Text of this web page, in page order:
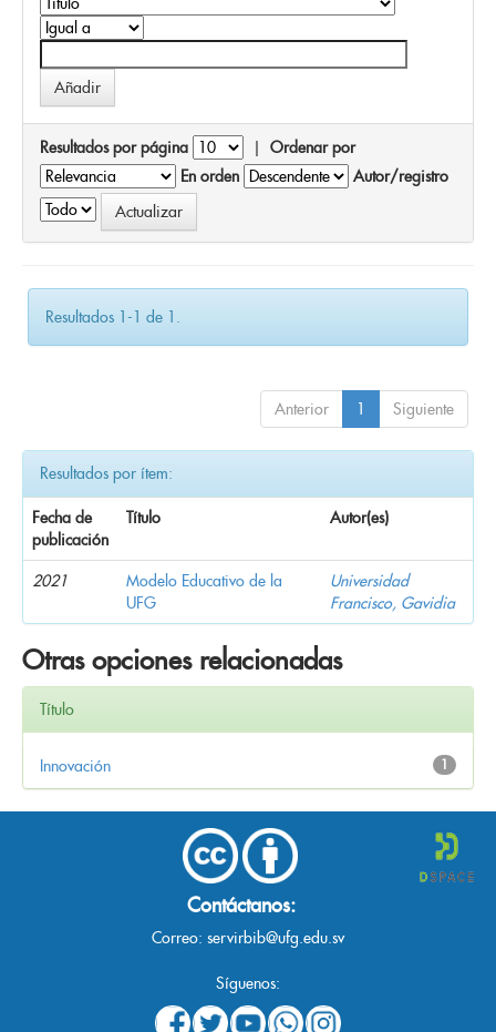
Resultados por página | Ordenar por
En orden
Autor/registro
Resultados 1-1 de 1.
Anterior 1 Siguiente
Resultados por ítem:
Fecha de
publicación
Título Autor(es)
2021
Modelo Educativo de la
UFG
Universidad
Francisco, Gavidia
Otras opciones relacionadas
Título
1
Innovación
Contáctanos:
Correo: servirbib@ufg.edu.sv
Síguenos: